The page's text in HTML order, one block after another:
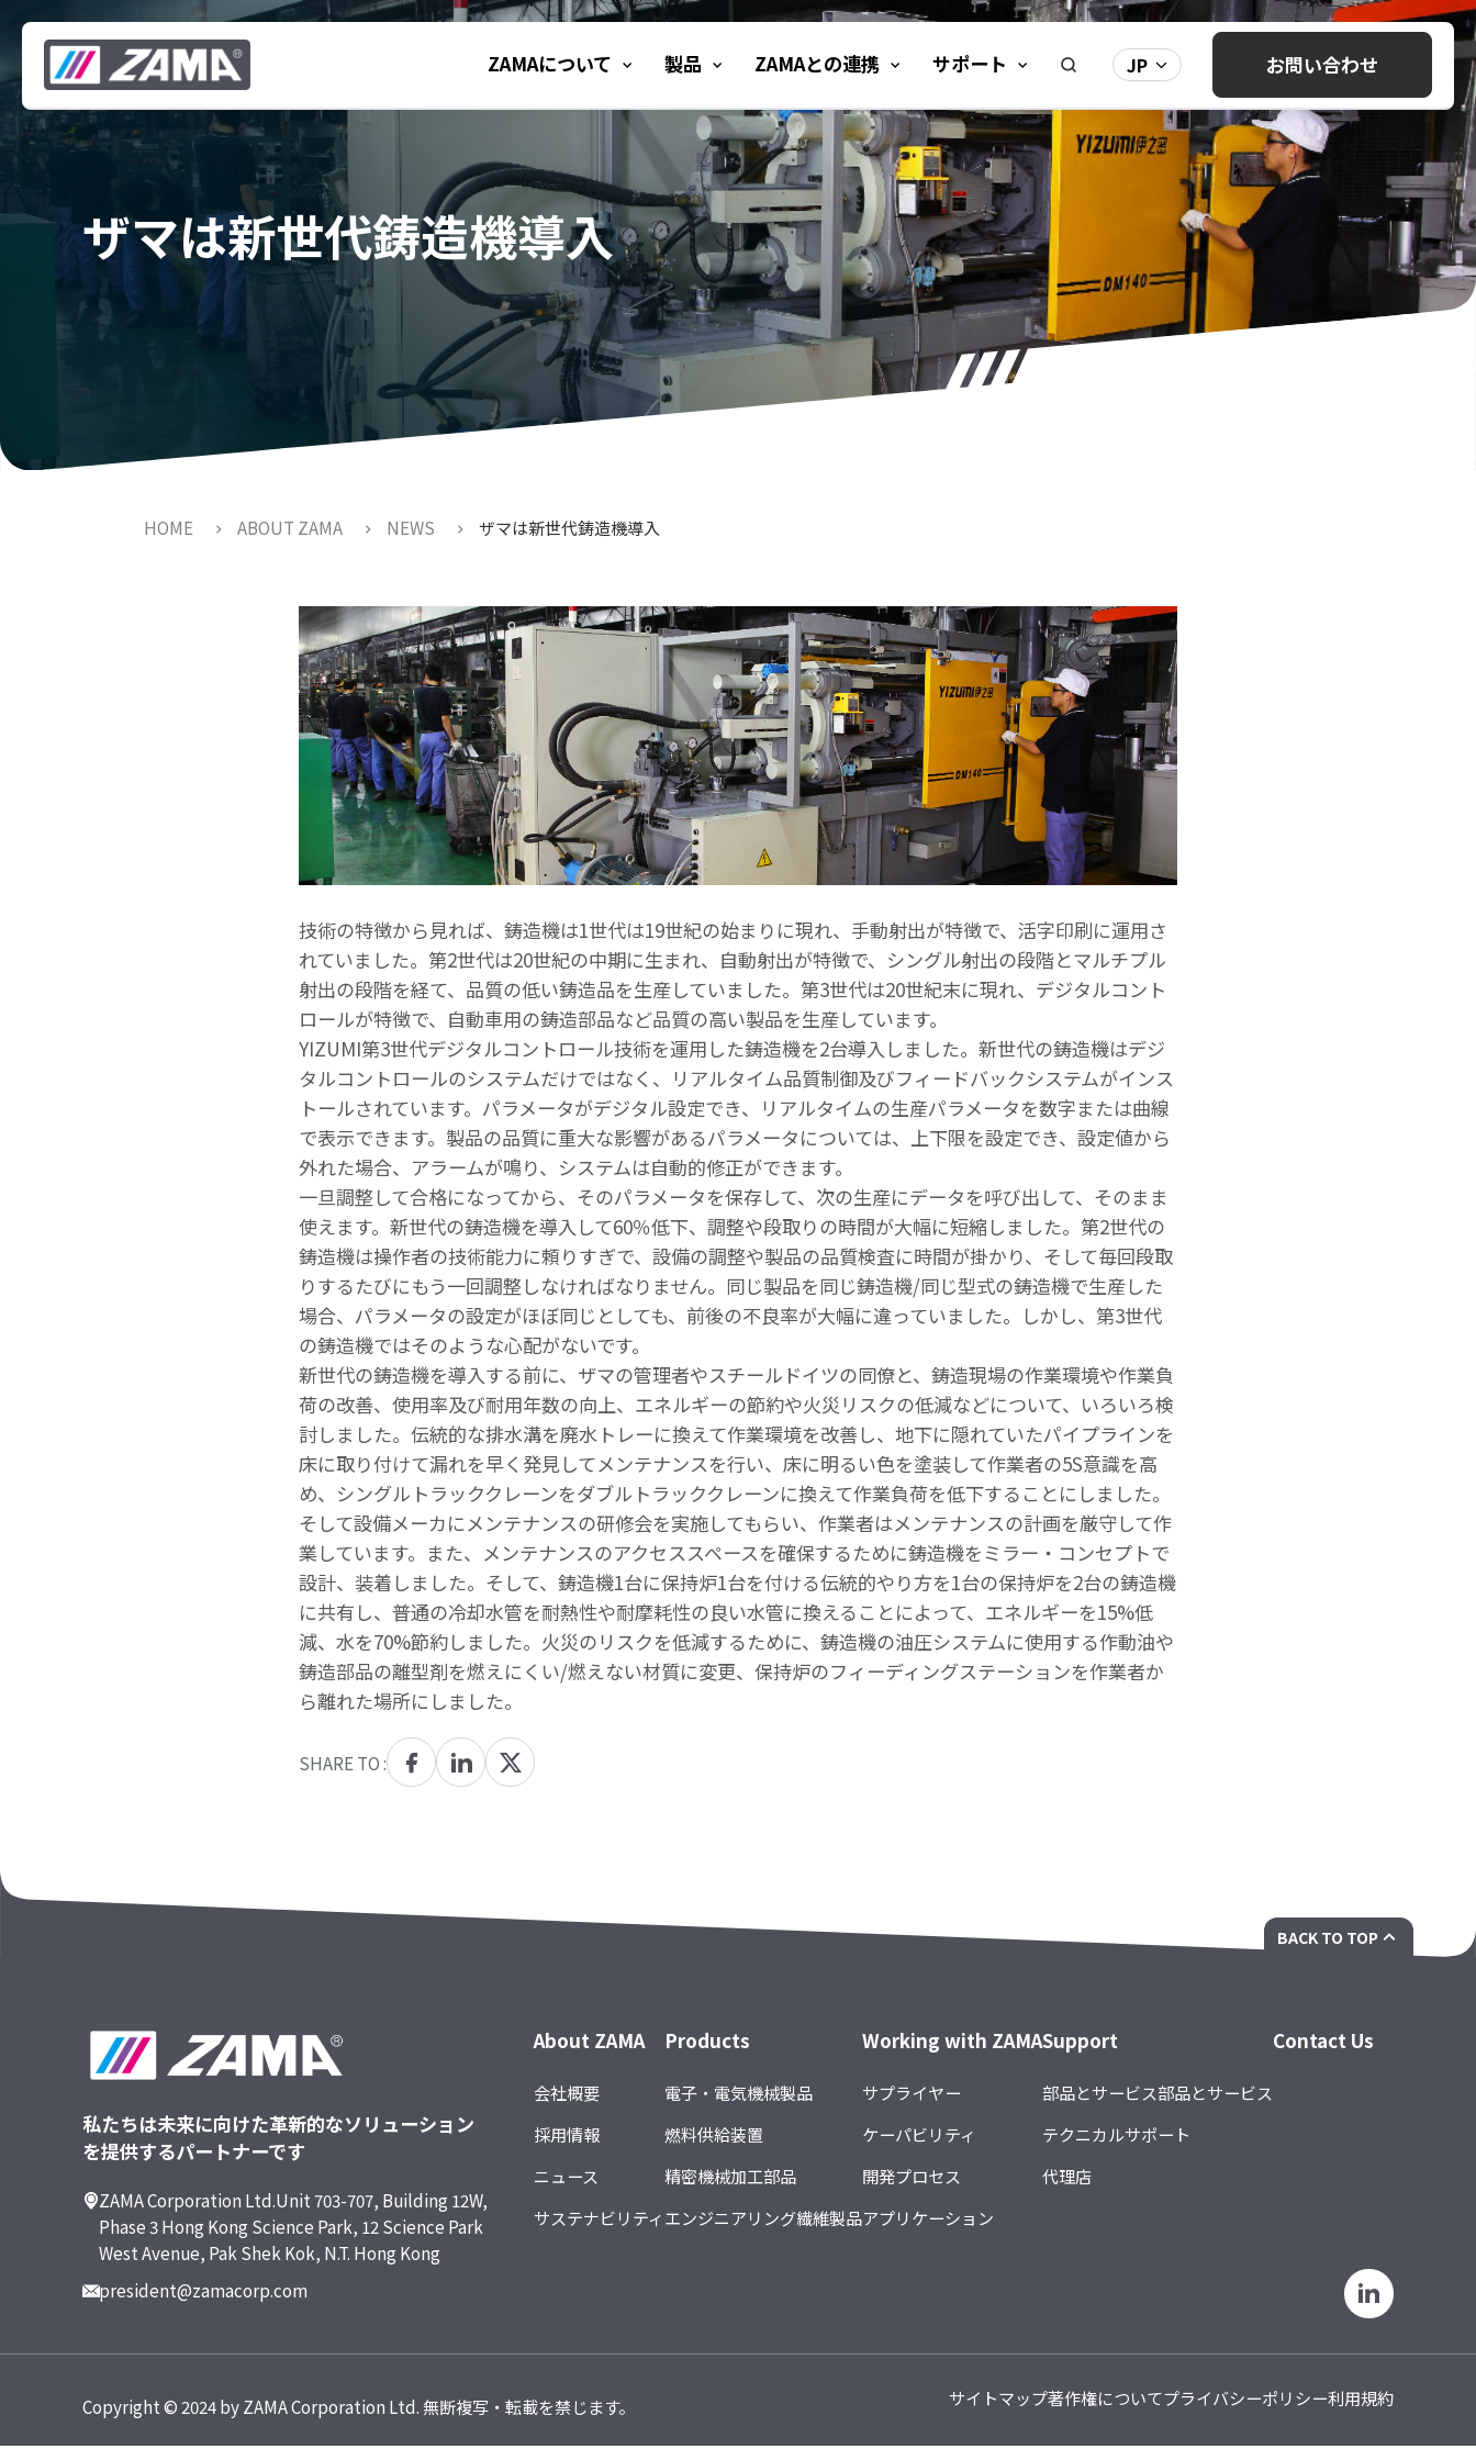
ZAMAについて 製品 ZAMAとの連携 サポート JP お問い合わせ
ザマは新世代鋳造機導入
HOME ABOUT ZAMA NEWS ザマは新世代鋳造機導入
技術の特徴から見れば、鋳造機は1世代は19世紀の始まりに現れ、手動射出が特徴で、活字印刷に運用さ
れていました。第2世代は20世紀の中期に生まれ、自動射出が特徴で、シングル射出の段階とマルチプル
射出の段階を経て、品質の低い鋳造品を生産していました。第3世代は20世紀末に現れ、デジタルコント
ロールが特徴で、自動車用の鋳造部品など品質の高い製品を生産しています。
YIZUMI第3世代デジタルコントロール技術を運用した鋳造機を2台導入しました。新世代の鋳造機はデジ
タルコントロールのシステムだけではなく、リアルタイム品質制御及びフィードバックシステムがインス
トールされています。パラメータがデジタル設定でき、リアルタイムの生産パラメータを数字または曲線
で表示できます。製品の品質に重大な影響があるパラメータについては、上下限を設定でき、設定値から
外れた場合、アラームが鳴り、システムは自動的修正ができます。
一旦調整して合格になってから、そのパラメータを保存して、次の生産にデータを呼び出して、そのまま
使えます。新世代の鋳造機を導入して60％低下、調整や段取りの時間が大幅に短縮しました。第2世代の
鋳造機は操作者の技術能力に頼りすぎで、設備の調整や製品の品質検査に時間が掛かり、そして毎回段取
りするたびにもう一回調整しなければなりません。同じ製品を同じ鋳造機/同じ型式の鋳造機で生産した
場合、パラメータの設定がほぼ同じとしても、前後の不良率が大幅に違っていました。しかし、第3世代
の鋳造機ではそのような心配がないです。
新世代の鋳造機を導入する前に、ザマの管理者やスチールドイツの同僚と、鋳造現場の作業環境や作業負
荷の改善、使用率及び耐用年数の向上、エネルギーの節約や火災リスクの低減などについて、いろいろ検
討しました。伝統的な排水溝を廃水トレーに換えて作業環境を改善し、地下に隠れていたパイプラインを
床に取り付けて漏れを早く発見してメンテナンスを行い、床に明るい色を塗装して作業者の5S意識を高
め、シングルトラッククレーンをダブルトラッククレーンに換えて作業負荷を低下することにしました。
そして設備メーカにメンテナンスの研修会を実施してもらい、作業者はメンテナンスの計画を厳守して作
業しています。また、メンテナンスのアクセススペースを確保するために鋳造機をミラー・コンセプトで
設計、装着しました。そして、鋳造機1台に保持炉1台を付ける伝統的やり方を1台の保持炉を2台の鋳造機
に共有し、普通の冷却水管を耐熱性や耐摩耗性の良い水管に換えることによって、エネルギーを15%低
減、水を70%節約しました。火災のリスクを低減するために、鋳造機の油圧システムに使用する作動油や
鋳造部品の離型剤を燃えにくい/燃えない材質に変更、保持炉のフィーディングステーションを作業者か
ら離れた場所にしました。
SHARE TO :
BACK TO TOP
私たちは未来に向けた革新的なソリューション
を提供するパートナーです
ZAMA Corporation Ltd.Unit 703-707, Building 12W,
Phase 3 Hong Kong Science Park, 12 Science Park
West Avenue, Pak Shek Kok, N.T. Hong Kong
president@zamacorp.com
About ZAMA
会社概要
採用情報
ニュース
サステナビリティ
Products
電子・電気機械製品
燃料供給装置
精密機械加工部品
エンジニアリング繊維製品
Working with ZAMA
サプライヤー
ケーパビリティ
開発プロセス
アプリケーション
Support
部品とサービス部品とサービス
テクニカルサポート
代理店
Contact Us
Copyright © 2024 by ZAMA Corporation Ltd. 無断複写・転載を禁じます。 サイトマップ著作権についてプライバシーポリシー利用規約